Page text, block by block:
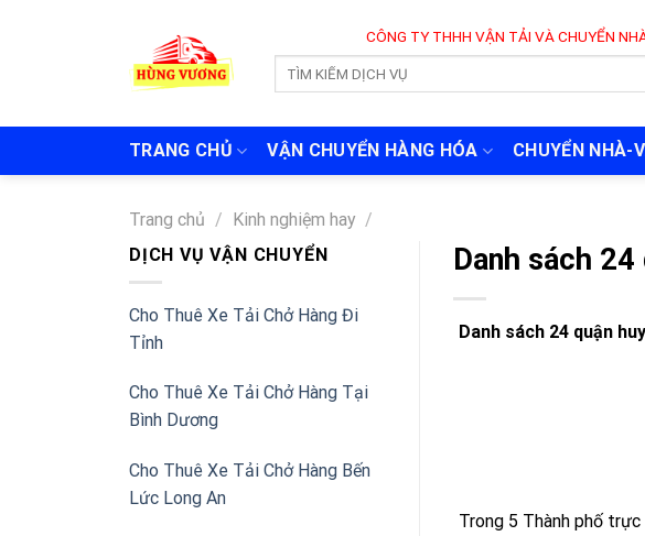
CÔNG TY THHH VẬN TẢI VÀ CHUYỂN NHÀ HÙNG
TRANG CHỦ VẬN CHUYỂN HÀNG HÓA CHUYỂN NHÀ-
Trang chủ / Kinh nghiệm hay /
DỊCH VỤ VẬN CHUYỂN
Cho Thuê Xe Tải Chở Hàng Đi
Tỉnh
Cho Thuê Xe Tải Chở Hàng Tại
Bình Dương
Cho Thuê Xe Tải Chở Hàng Bến
Lức Long An
Danh sách 24
Danh sách 24 quận
Trong 5 Thành phố